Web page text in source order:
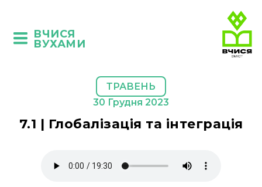
ВЧИСЯ
ВУХАМИ
ТРАВЕНЬ
30 Грудня 2023
7.1 | Глобалізація та інтеграція